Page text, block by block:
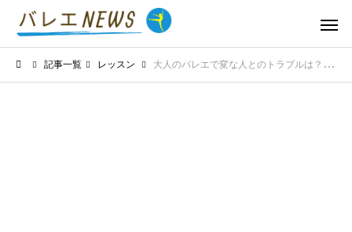
記事一覧 レッスン 大人のバレエで変な人とのトラブルは？教室での対処法と心構えを紹介